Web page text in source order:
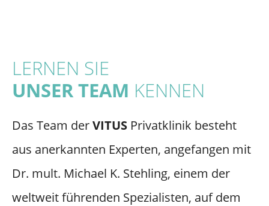
LERNEN SIE
UNSER TEAM KENNEN
Das Team derVITUS Privatklinik besteht
aus anerkannten Experten, angefangen mit
Dr. mult. Michael K. Stehling, einem der
weltweit führenden Spezialisten, auf dem